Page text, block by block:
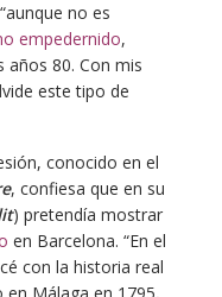
no es
empedernido,
años 80. Con mis
este tipo de
conocido en el
, confiesa que en su
) pretendía mostrar
en Barcelona. “En el
con la historia real